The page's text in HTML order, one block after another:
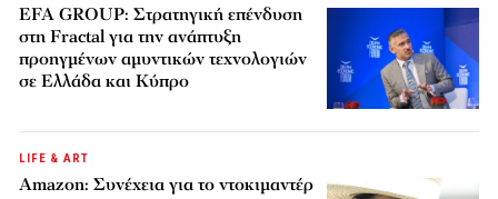
EFA GROUP: Στρατηγική επένδυση
στη Fractal για την ανάπτυξη
προηγμένων αμυντικών τεχνολογιών
σε Ελλάδα και Κύπρο
LIFE & ART
Amazon: Συνέχεια για το ντοκιμαντέρ